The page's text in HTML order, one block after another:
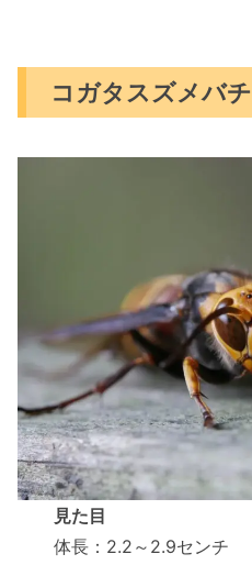
コガタスズメバチ
見た目
体長：2.2～2.9センチ